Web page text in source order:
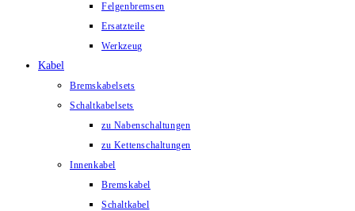
Felgenbremsen
Ersatzteile
Werkzeug
Kabel
Bremskabelsets
Schaltkabelsets
zu Nabenschaltungen
zu Kettenschaltungen
Innenkabel
Bremskabel
Schaltkabel